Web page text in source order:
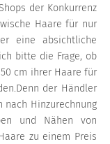
der Konkurrenz
Haare für nur
eine absichtliche
bitte die Frage, ob
cm ihrer Haare für
der Händler
nach Hinzurechnung
und Nähen von
zu einem Preis